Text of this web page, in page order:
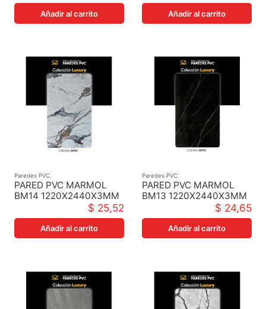
Añadir al carrito Añadir al carrito
Paredes PVC
PARED PVC MARMOL
BM14 1220X2440X3MM
$ 25,52
Añadir al carrito
Paredes PVC
PARED PVC MARMOL
BM13 1220X2440X3MM
$ 24,65
Añadir al carrito